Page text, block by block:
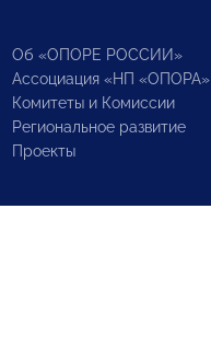
Об «ОПОРЕ РОССИИ»
Ассоциация «НП «ОПОРА»
Комитеты и Комиссии
Региональное развитие
Проекты